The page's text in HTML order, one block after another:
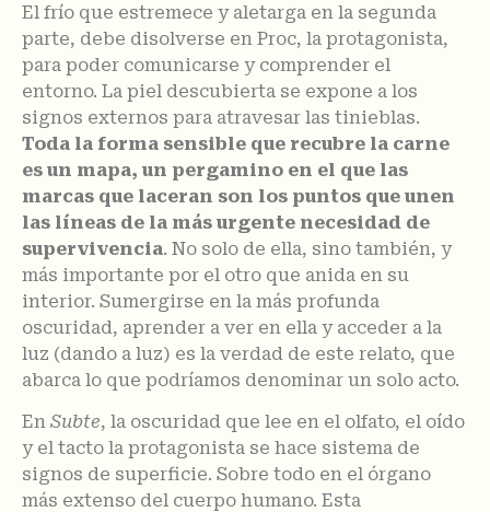
El frío que estremece y aletarga en la segunda
parte, debe disolverse en Proc, la protagonista,
para poder comunicarse y comprender el
entorno. La piel descubierta se expone a los
signos externos para atravesar las tinieblas.
Toda la forma sensible que recubre la carne
es un mapa, un pergamino en el que las
marcas que laceran son los puntos que unen
las líneas de la más urgente necesidad de
supervivencia. No solo de ella, sino también, y
más importante por el otro que anida en su
interior. Sumergirse en la más profunda
oscuridad, aprender a ver en ella y acceder a la
luz (dando a luz) es la verdad de este relato, que
abarca lo que podríamos denominar un solo acto.
En Subte, la oscuridad que lee en el olfato, el oído
y el tacto la protagonista se hace sistema de
signos de superficie. Sobre todo en el órgano
más extenso del cuerpo humano. Esta